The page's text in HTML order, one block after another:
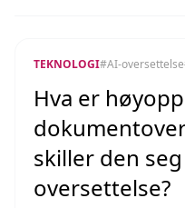
TEKNOLOGI#AI-oversettelse
Hva er
skiller den
oversettelse?